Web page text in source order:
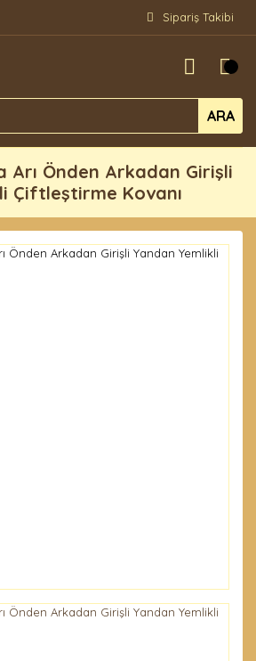
Sipariş Takibi
ARA
Arı Önden Arkadan Girişli
Çiftleştirme Kovanı